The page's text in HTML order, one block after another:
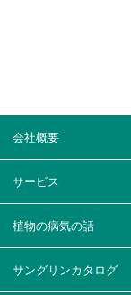
会社概要
サービス
植物の病気の話
サングリンカタログ